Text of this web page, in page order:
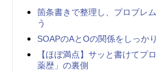
箇条書きで整理し、プロブレ
う
SOAPのAとOの関係をしっか
【ほぼ満点】サッと書けてプ
薬歴」の裏側